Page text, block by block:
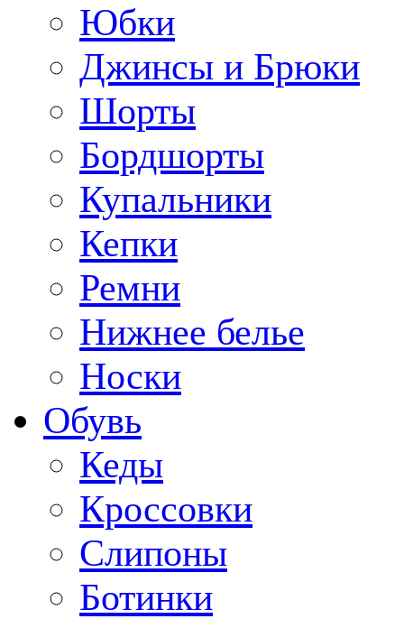
Юбки
Джинсы и Брюки
Шорты
Бордшорты
Купальники
Кепки
Ремни
Нижнее белье
Носки
Обувь
Кеды
Кроссовки
Слипоны
Ботинки